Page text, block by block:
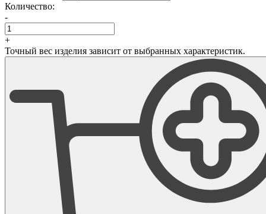
Количество:
-
+
Точный вес изделия зависит от выбранных характеристик.